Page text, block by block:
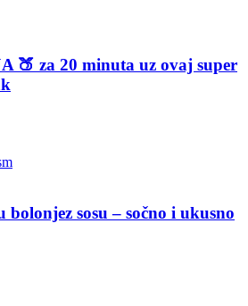
🍑 za 20 minuta uz ovaj super
bolonjez sosu – sočno i ukusno